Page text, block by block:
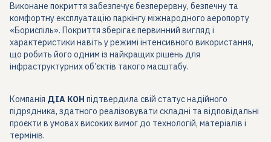
Виконане покриття забезпечує безперервну, безпечну та
комфортну експлуатацію паркінгу міжнародного аеропорту
«Бориспіль». Покриття зберігає первинний вигляд і
характеристики навіть у режимі інтенсивного використання,
що робить його одним із найкращих рішень для
інфраструктурних об’єктів такого масштабу.
Компанія ДІА КОН підтвердила свій статус надійного
підрядника, здатного реалізовувати складні та відповідальні
проєкти в умовах високих вимог до технологій, матеріалів і
термінів.